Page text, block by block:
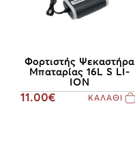
Φορτιστής Ψεκαστήρα
Μπαταρίας 16L S LI-
ION
11.00€ ΚΑΛΑΘΙ